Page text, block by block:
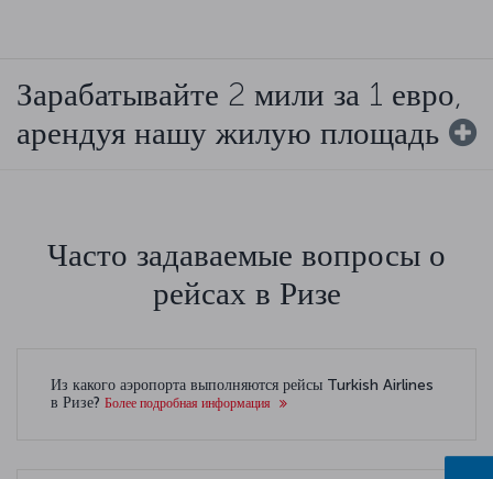
Зарабатывайте 2 мили за 1 евро,
арендуя нашу жилую площадь
Часто задаваемые вопросы о
рейсах в Ризе
Из какого аэропорта выполняются рейсы Turkish Airlines
в Ризе? Более подробная информация